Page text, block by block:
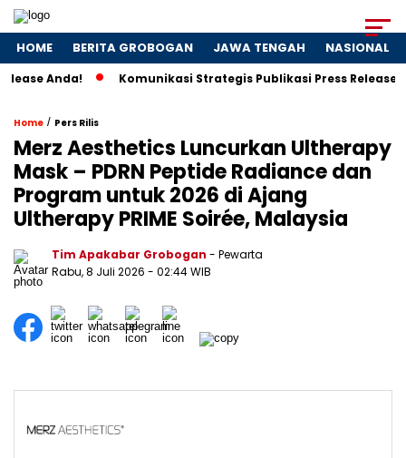
HOME BERITA GROBOGAN JAWA TENGAH NASIONAL
Komunikasi Strategis Publikasi Press Release, Kunci
Home / Pers Rilis
Merz Aesthetics Luncurkan Ultherapy
Mask – PDRN Peptide Radiance dan
Program untuk 2026 di Ajang
Ultherapy PRIME Soirée, Malaysia
Tim Apakabar Grobogan - Pewarta
Rabu, 8 Juli 2026 - 02:44 WIB